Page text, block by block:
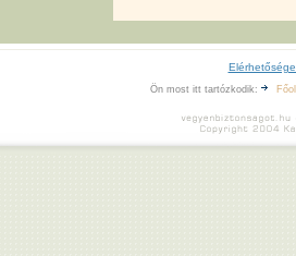
Ön most itt tartózkodik: